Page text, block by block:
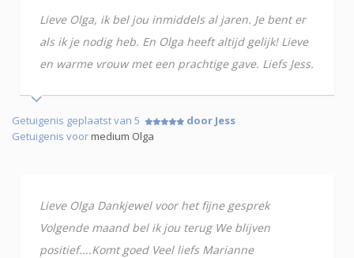
Lieve Olga, ik bel jou inmiddels al jaren. Je bent er
als ik je nodig heb. En Olga heeft altijd gelijk! Lieve
en warme vrouw met een prachtige gave. Liefs Jess.
Getuigenis geplaatst van 5
door Jess
Getuigenis voormedium Olga
Lieve Olga Dankjewel voor het fijne gesprek
Volgende maand bel ik jou terug We blijven
positief....Komt goed Veel liefs Marianne